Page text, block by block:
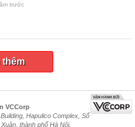
trước
thêm
VCCorp
Hapulico Complex, Số
thành phố Hà Nội.